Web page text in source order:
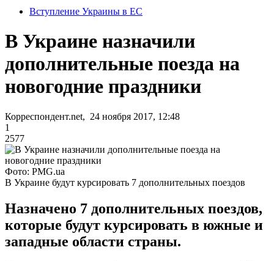
Вступление Украины в ЕС
В Украине назначили
дополнительные поезда на
новогодние праздники
Корреспондент.net, 24 ноября 2017, 12:48
1
2577
Фото: PMG.ua
В Украине будут курсировать 7 дополнительных поездов
Назначено 7 дополнительных поездов,
которые будут курсировать в южные и
западные области страны.